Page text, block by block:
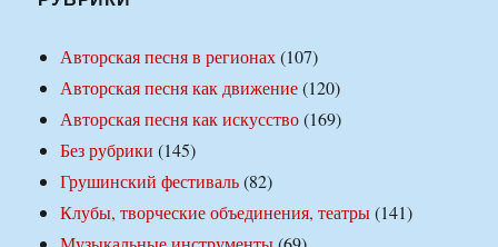
Авторская песня в регионах(107)
Авторская песня как движение(120)
Авторская песня как искусство(169)
Без рубрики (145)
Грушинский фестиваль(82)
Клубы, творческие объединения, театры(141)